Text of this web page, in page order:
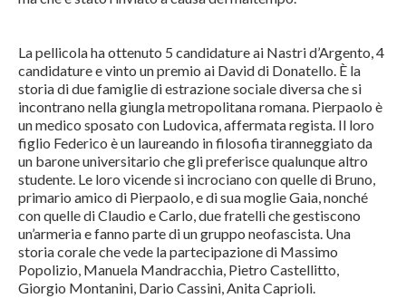
La pellicola ha ottenuto 5 candidature ai Nastri d’Argento, 4
candidature e vinto un premio ai David di Donatello. È la
storia di due famiglie di estrazione sociale diversa che si
incontrano nella giungla metropolitana romana. Pierpaolo è
un medico sposato con Ludovica, affermata regista. Il loro
figlio Federico è un laureando in filosofia tiranneggiato da
un barone universitario che gli preferisce qualunque altro
studente. Le loro vicende si incrociano con quelle di Bruno,
primario amico di Pierpaolo, e di sua moglie Gaia, nonché
con quelle di Claudio e Carlo, due fratelli che gestiscono
un’armeria e fanno parte di un gruppo neofascista. Una
storia corale che vede la partecipazione di Massimo
Popolizio, Manuela Mandracchia, Pietro Castellitto,
Giorgio Montanini, Dario Cassini, Anita Caprioli.